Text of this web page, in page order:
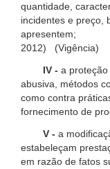
quantidade,
incidentes e preço,
apresentem;
2012) (Vigência)
IV - a
abusiva, métodos
como contra
fornecimento de
V - a
estabeleçam
em razão de fatos